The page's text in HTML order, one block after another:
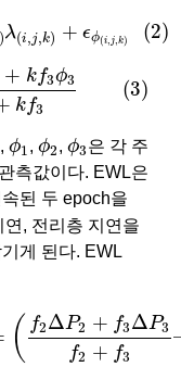
λ(i,j,k) + ϵϕ(i, j,k) (2)
λ +
+ kf3ϕ3
kf3
(3)
3 f1 + f2
,ϕ1
ϕ ,ϕ2
ϕ ,ϕ3
ϕ 3은 각 주
측값이다. EWL은
된 두 epoch을
, 전리층 지연을
게 된다. EWL
( f2ΔP2 + f3ΔP3
f2 + f3
ΔP2 + f3Δ P 3f 2+ f3